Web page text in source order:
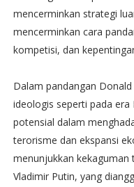
mencerminkan strategi
mencerminkan cara
kompetisi, dan
Dalam pandangan
ideologis seperti pada
potensial dalam
terorisme dan ekspansi
menunjukkan kekaguman
Vladimir Putin, yang